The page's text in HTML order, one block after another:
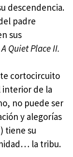
descendencia.
padre
sus
A Quiet Place II.
cortocircuito
interior de la
no puede ser
y alegorías
tiene su
la tribu.